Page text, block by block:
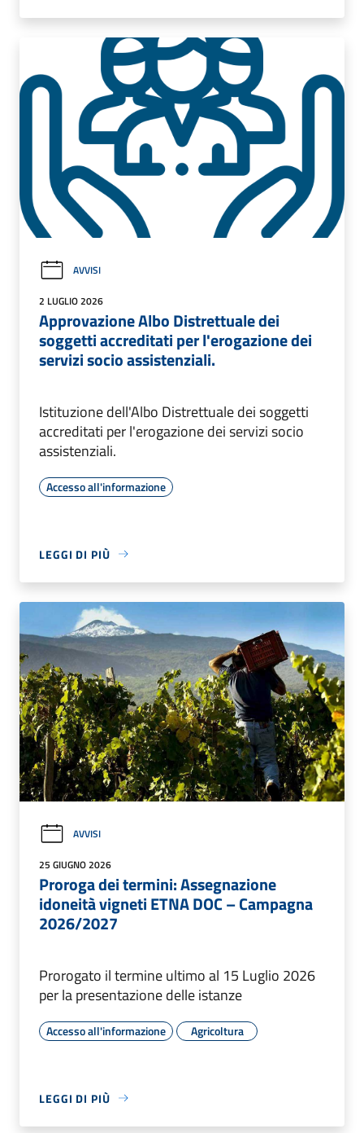
AVVISI
2 LUGLIO 2026
Approvazione Albo Distrettuale dei
soggetti accreditati per l'erogazione dei
servizi socio assistenziali.
Istituzione dell'Albo Distrettuale dei soggetti
accreditati per l'erogazione dei servizi socio
assistenziali.
Accesso all'informazione
LEGGI DI PIÙ
AVVISI
25 GIUGNO 2026
Proroga dei termini: Assegnazione
idoneità vigneti ETNA DOC – Campagna
2026/2027
Prorogato il termine ultimo al 15 Luglio 2026
per la presentazione delle istanze
Accesso all'informazione Agricoltura
LEGGI DI PIÙ